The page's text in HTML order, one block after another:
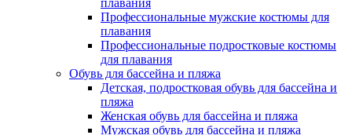
плавания
Профессиональные мужские костюмы для
плавания
Профессиональные подростковые костюмы
для плавания
Обувь для бассейна и пляжа
Детская, подростковая обувь для бассейна и
пляжа
Женская обувь для бассейна и пляжа
Мужская обувь для бассейна и пляжа